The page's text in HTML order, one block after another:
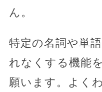
ん。
特定の名詞や単
れなくする機能
願います。よく